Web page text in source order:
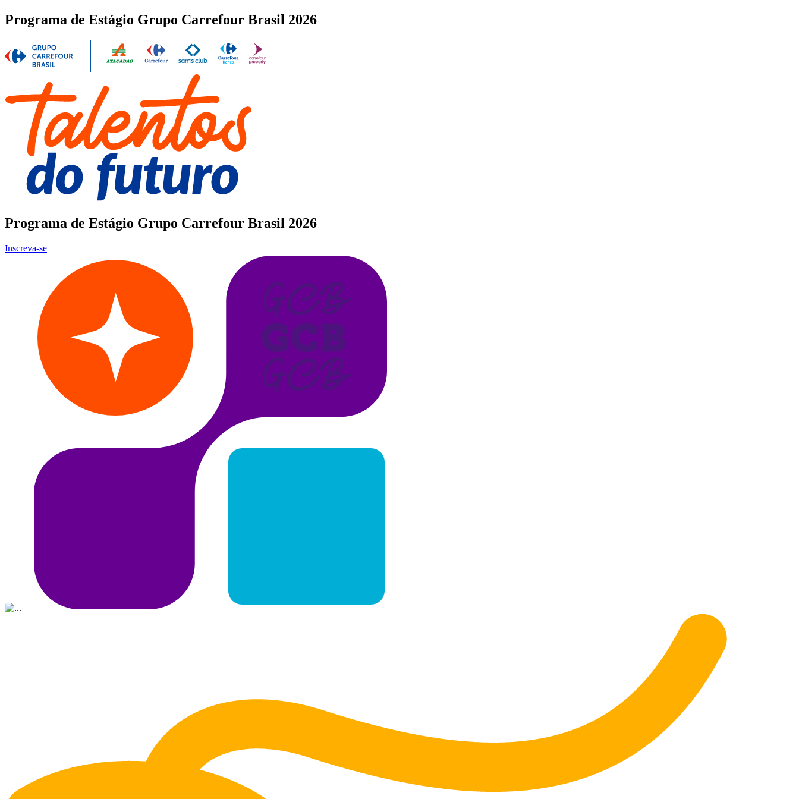
Programa de Estágio Grupo Carrefour Brasil 2026
Programa de Estágio Grupo Carrefour Brasil 2026
Inscreva-se